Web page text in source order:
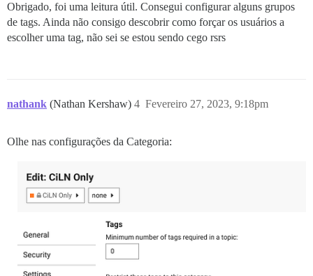
Obrigado, foi uma leitura útil. Consegui configurar alguns grupos
de tags. Ainda não consigo descobrir como forçar os usuários a
escolher uma tag, não sei se estou sendo cego rsrs
nathank (Nathan Kershaw) Fevereiro 27, 2023, 9:18pm
4
Olhe nas configurações da Categoria: